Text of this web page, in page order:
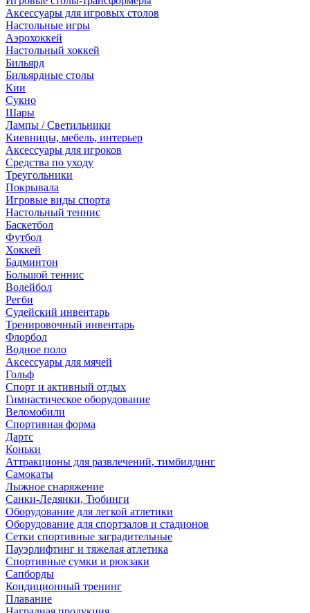
Аксессуары для игровых столов
Настольные игры
Аэрохоккей
Настольный хоккей
Бильярд
Бильярдные столы
Кии
Сукно
Шары
Лампы / Светильники
Киевницы, мебель, интерьер
Аксессуары для игроков
Средства по уходу
Треугольники
Покрывала
Игровые виды спорта
Настольный теннис
Баскетбол
Футбол
Хоккей
Бадминтон
Большой теннис
Волейбол
Регби
Судейский инвентарь
Тренировочный инвентарь
Флорбол
Водное поло
Аксессуары для мячей
Гольф
Спорт и активный отдых
Гимнастическое оборудование
Веломобили
Спортивная форма
Дартс
Коньки
Аттракционы для развлечений, тимбилдинг
Самокаты
Лыжное снаряжение
Санки-Ледянки, Тюбинги
Оборудование для легкой атлетики
Оборудование для спортзалов и стадионов
Сетки спортивные заградительные
Пауэрлифтинг и тяжелая атлетика
Спортивные сумки и рюкзаки
Сапборды
Кондиционный тренинг
Плавание